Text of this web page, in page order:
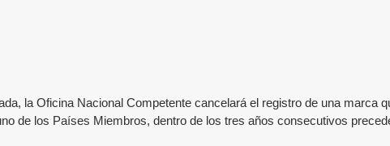
la Oficina Nacional Competente cancelará el registro de una marca
de los Países Miembros, dentro de los tres años consecutivos